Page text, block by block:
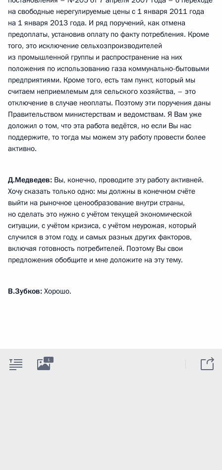
на свободные нерегулируемые цены с 1 января 2011 года
на 1 января 2013 года. И ряд поручений, как отмена
предоплаты, установив оплату по факту потребления. Кроме
того, это исключение сельхозпроизводителей
из промышленной группы и распространение на них
положения по использованию газа коммунально-бытовыми
предприятиями. Кроме того, есть там пункт, который мы
считаем неприемлемым для сельского хозяйства, – это
отключение в случае неоплаты. Поэтому эти поручения даны
Правительством министерствам и ведомствам. Я Вам уже
доложил о том, что эта работа ведётся, но если Вы нас
поддержите, то тогда мы можем эту работу провести более
активно.
Д.Медведев: Вы, конечно, проводите эту работу активней.
Хочу сказать только одно: мы должны в конечном счёте
выйти на рыночное ценообразование внутри страны,
но сделать это нужно с учётом текущей экономической
ситуации, с учётом кризиса, с учётом неурожая, который
случился в этом году, и самых разных других факторов,
включая готовность потребителей. Поэтому Вы свои
предложения обобщите и мне доложите на эту тему.
В.Зубков: Хорошо.
1